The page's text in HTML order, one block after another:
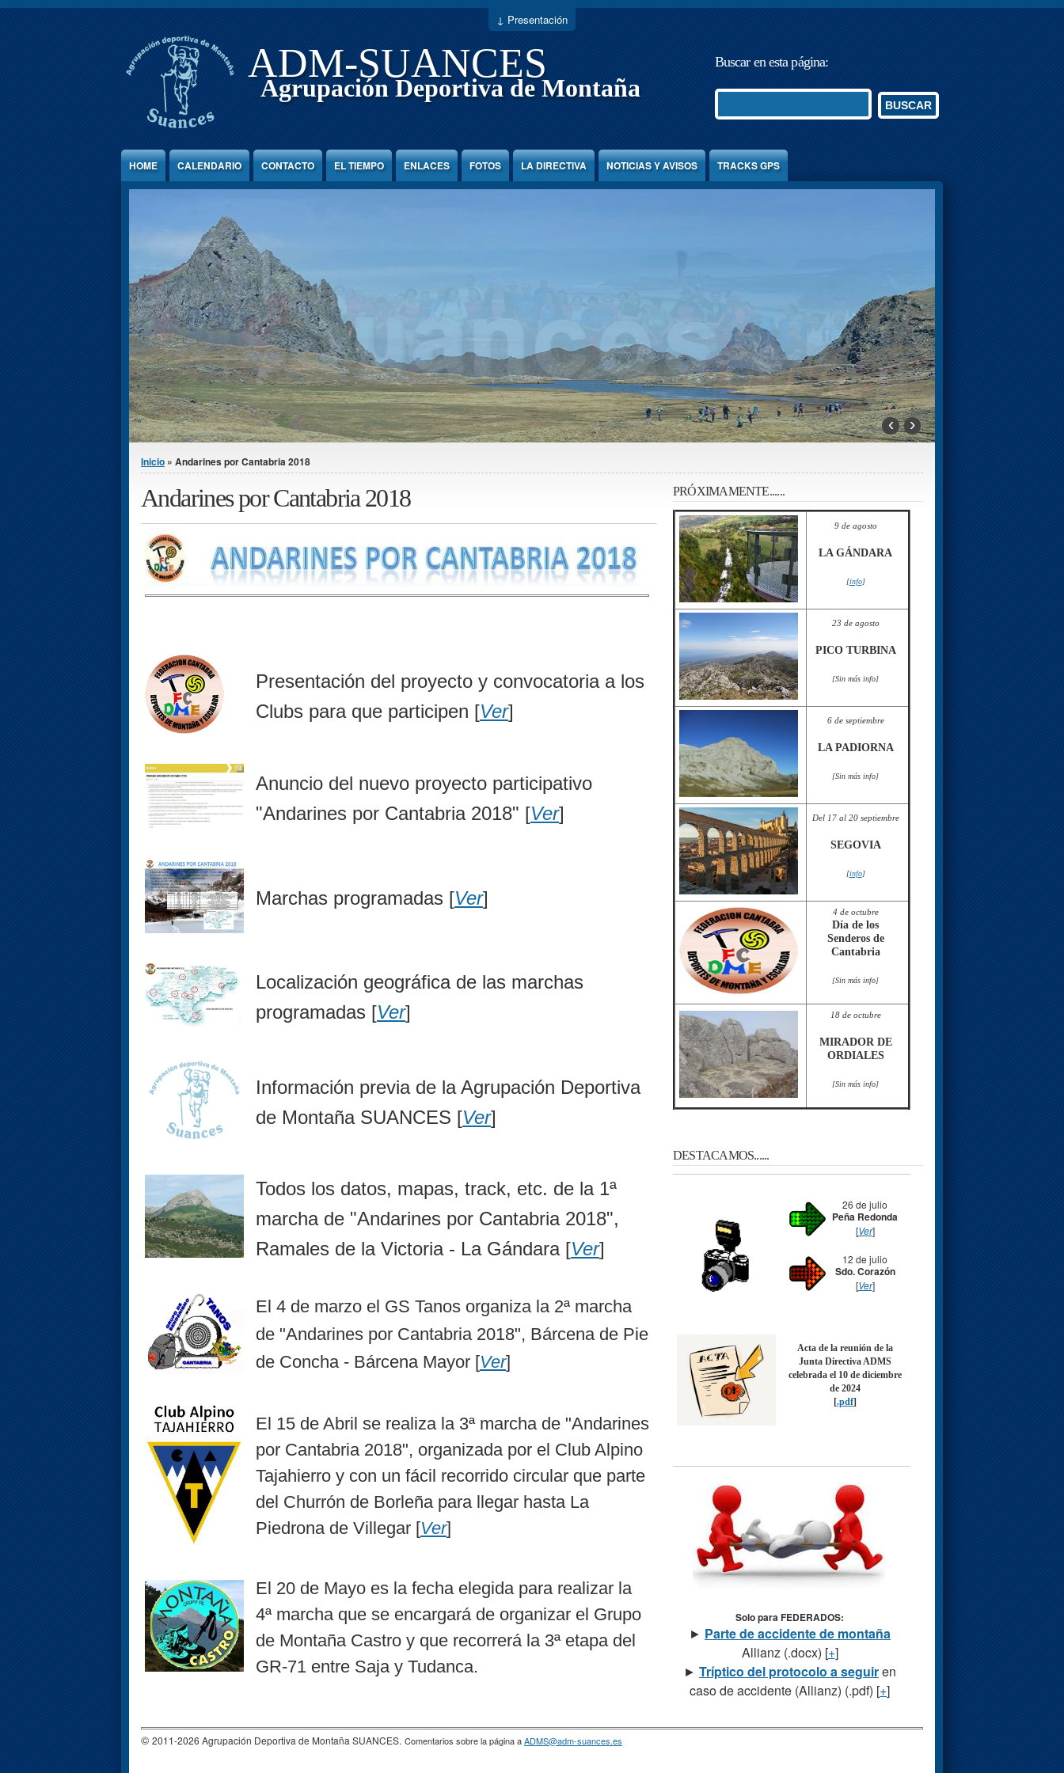
Jump to Content
↓ Presentación
ADM-SUANCES
Agrupación Deportiva de Montaña
Buscar en esta página:
BUSCAR
HOME CALENDARIO CONTACTO EL TIEMPO ENLACES FOTOS LA DIRECTIVA NOTICIAS Y AVISOS TRACKS GPS
‹ ›
Se encuentra usted aquí
Inicio » Andarines por Cantabria 2018
Andarines por Cantabria 2018
Presentación del proyecto y convocatoria a los
Clubs para que participen [Ver]
Anuncio del nuevo proyecto participativo
"Andarines por Cantabria 2018" [Ver]
Marchas programadas [Ver]
Localización geográfica de las marchas
programadas [Ver]
Información previa de la Agrupación Deportiva
de Montaña SUANCES [Ver]
Todos los datos, mapas, track, etc. de la 1ª
marcha de "Andarines por Cantabria 2018",
Ramales de la Victoria - La Gándara [Ver]
El 4 de marzo el GS Tanos organiza la 2ª marcha
de "Andarines por Cantabria 2018", Bárcena de Pie
de Concha - Bárcena Mayor [Ver]
El 15 de Abril se realiza la 3ª marcha de "Andarines
por Cantabria 2018", organizada por el Club Alpino
Tajahierro y con un fácil recorrido circular que parte
del Churrón de Borleña para llegar hasta La
Piedrona de Villegar [Ver]
El 20 de Mayo es la fecha elegida para realizar la
4ª marcha que se encargará de organizar el Grupo
de Montaña Castro y que recorrerá la 3ª etapa del
GR-71 entre Saja y Tudanca.
PRÓXIMAMENTE......
9 de agosto
LA GÁNDARA
[info]
23 de agosto
PICO TURBINA
[Sin más info]
6 de septiembre
LA PADIORNA
[Sin más info]
Del 17 al 20 septiembre
SEGOVIA
[info]
4 de octubre
Día de los
Senderos de
Cantabria
[Sin más info]
18 de octubre
MIRADOR DE
ORDIALES
[Sin más info]
DESTACAMOS......
26 de julio
Peña Redonda
[Ver]
12 de julio
Sdo. Corazón
[Ver]
Acta de la reunión de la
Junta Directiva ADMS
celebrada el 10 de diciembre
de 2024
[.pdf]
Solo para FEDERADOS:
► Parte de accidente de montaña
Allianz (.docx) [+]
► Tríptico del protocolo a seguiren
caso de accidente (Allianz) (.pdf) [+]
© 2011-2026 Agrupación Deportiva de Montaña SUANCES. Comentarios sobre la página aADMS@adm-suances.es